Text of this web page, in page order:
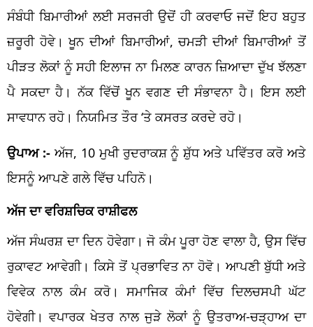
ਸੰਬੰਧੀ ਬਿਮਾਰੀਆਂ ਲਈ ਸਰਜਰੀ ਉਦੋਂ ਹੀ ਕਰਵਾਓ ਜਦੋਂ ਇਹ ਬਹੁਤ
ਜ਼ਰੂਰੀ ਹੋਵੇ। ਖੂਨ ਦੀਆਂ ਬਿਮਾਰੀਆਂ, ਚਮੜੀ ਦੀਆਂ ਬਿਮਾਰੀਆਂ ਤੋਂ
ਪੀੜਤ ਲੋਕਾਂ ਨੂੰ ਸਹੀ ਇਲਾਜ ਨਾ ਮਿਲਣ ਕਾਰਨ ਜ਼ਿਆਦਾ ਦੁੱਖ ਝੱਲਣਾ
ਪੈ ਸਕਦਾ ਹੈ। ਨੱਕ ਵਿੱਚੋਂ ਖੂਨ ਵਗਣ ਦੀ ਸੰਭਾਵਨਾ ਹੈ। ਇਸ ਲਈ
ਸਾਵਧਾਨ ਰਹੋ। ਨਿਯਮਿਤ ਤੌਰ ‘ਤੇ ਕਸਰਤ ਕਰਦੇ ਰਹੋ।
ਉਪਾਅ :-ਅੱਜ, 10 ਮੁਖੀ ਰੁਦਰਾਕਸ਼ ਨੂੰ ਸ਼ੁੱਧ ਅਤੇ ਪਵਿੱਤਰ ਕਰੋ ਅਤੇ
ਇਸਨੂੰ ਆਪਣੇ ਗਲੇ ਵਿੱਚ ਪਹਿਨੋ।
ਅੱਜ ਦਾ ਵਰਿਸ਼ਚਿਕ ਰਾਸ਼ੀਫਲ
ਅੱਜ ਸੰਘਰਸ਼ ਦਾ ਦਿਨ ਹੋਵੇਗਾ। ਜੋ ਕੰਮ ਪੂਰਾ ਹੋਣ ਵਾਲਾ ਹੈ, ਉਸ ਵਿੱਚ
ਰੁਕਾਵਟ ਆਵੇਗੀ। ਕਿਸੇ ਤੋਂ ਪ੍ਰਭਾਵਿਤ ਨਾ ਹੋਵੋ। ਆਪਣੀ ਬੁੱਧੀ ਅਤੇ
ਵਿਵੇਕ ਨਾਲ ਕੰਮ ਕਰੋ। ਸਮਾਜਿਕ ਕੰਮਾਂ ਵਿੱਚ ਦਿਲਚਸਪੀ ਘੱਟ
ਹੋਵੇਗੀ। ਵਪਾਰਕ ਖੇਤਰ ਨਾਲ ਜੁੜੇ ਲੋਕਾਂ ਨੂੰ ਉਤਰਾਅ-ਚੜ੍ਹਾਅ ਦਾ